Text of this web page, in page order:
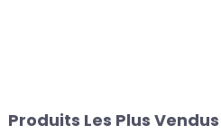
Produits Les Plus Vendus